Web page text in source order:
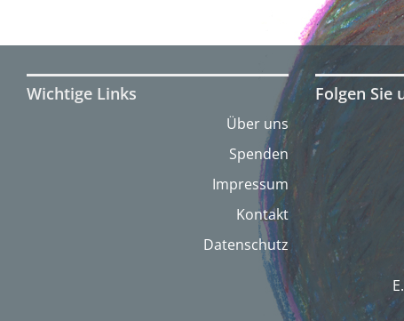
Wichtige Links
Über uns
Spenden
Impressum
Kontakt
Datenschutz
Folgen Sie